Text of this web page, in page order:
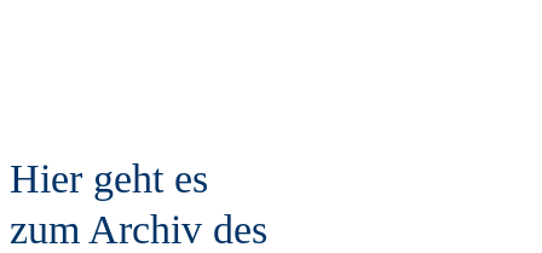
Hier geht es
zum Archiv des